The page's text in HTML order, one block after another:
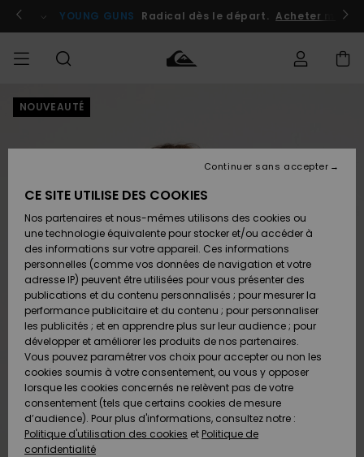
l'information
le
Se connecter / s'inscrire
YOUNG GUNS Radical dès le départ. Acheter
HOMME
Chaussures
& Tongs
Surf
Snow
Nouveautés
Chaussures
& Tongs
Surf
Snow
Nouveautés
FEMME
A
Découvrir
Snow
SURF
Homme
Surf
Shop
Enfant
Highlights
Communauté
SNOW
Homme
Snow
Shop
Enfant
Snow
Shop
Femme
A
Découvrir
Communauté
OUTLET
Enfant
Outlet
Femme
AIDE &
CONTACT
Retours
Paiement
Carte
Cadeau
Quiksilver
Freedom
Protection
des
MAGASINS
NOUVEAUTÉ
CE SITE UTILISE DES COOKIES
Nos partenaires et nous-mêmes utilisons des cookies ou
une technologie équivalente pour stocker et/ou accéder à
des informations sur votre appareil. Ces informations
personnelles (comme vos données de navigation et votre
adresse IP) peuvent être utilisées pour vous présenter des
publications et du contenu personnalisés ; pour mesurer la
performance publicitaire et du contenu ; pour personnaliser
les publicités ; et en apprendre plus sur leur audience ; pour
développer et améliorer les produits de nos partenaires.
Vous pouvez paramétrer vos choix pour accepter ou non les
cookies soumis à votre consentement, ou vous y opposer
lorsque les cookies concernés ne relèvent pas de votre
consentement (tels que certains cookies de mesure
d’audience). Pour plus d'informations, consultez notre :
Politique d'utilisation des cookies et Politique de
confidentialité
Continuer sans accepter